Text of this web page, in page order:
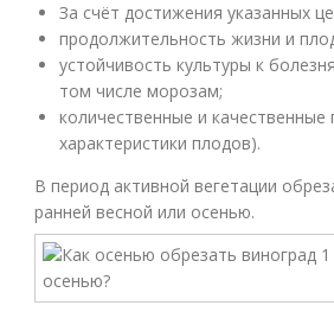
За счёт достижения указанных
продолжительность жизни и
устойчивость культуры к
том числе морозам;
количественные и
характеристики плодов).
В период активной вегетации
ранней весной или осенью.